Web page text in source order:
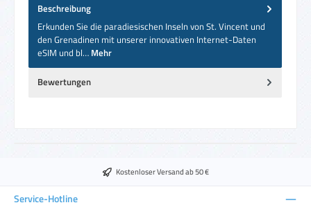
Beschreibung
Erkunden Sie die paradiesischen Inseln von St. Vincent und
den Grenadinen mit unserer innovativen Internet-Daten
eSIM und bl… Mehr
Bewertungen
Kostenloser Versand ab 50 €
Service-Hotline